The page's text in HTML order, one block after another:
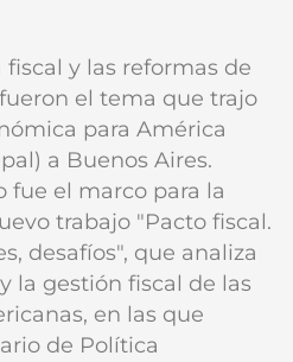
y las reformas de
el tema que trajo
para América
a Buenos Aires.
fue el marco para la
trabajo "Pacto fiscal.
desafíos", que analiza
la gestión fiscal de las
en las que
de Política